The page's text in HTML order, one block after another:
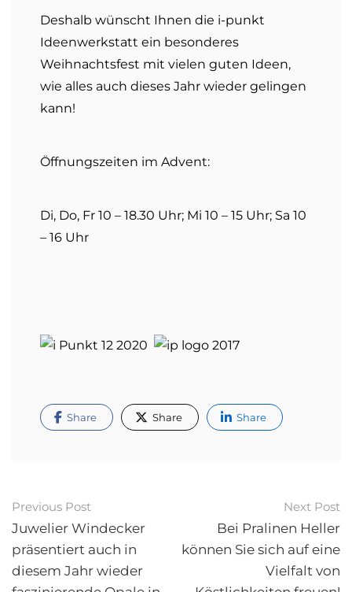
Deshalb wünscht Ihnen die i-punkt
Ideenwerkstatt ein besonderes
Weihnachtsfest mit vielen guten Ideen,
wie alles auch dieses Jahr wieder gelingen
kann!
Öffnungszeiten im Advent:
Di, Do, Fr 10 – 18.30 Uhr; Mi 10 – 15 Uhr; Sa 10
– 16 Uhr
Share Share Share
Post
navigation
Previous Post
Juwelier Windecker
präsentiert auch in
diesem Jahr wieder
Next Post
Bei Pralinen Heller
können Sie sich auf eine
Vielfalt von